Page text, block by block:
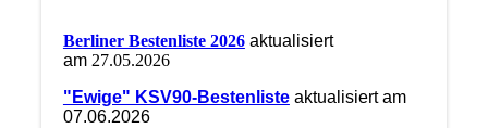
Berliner Bestenliste 2026 aktualisiert
am 27.05.2026
"Ewige" KSV90-Bestenlisteaktualisiert am
07.06.2026